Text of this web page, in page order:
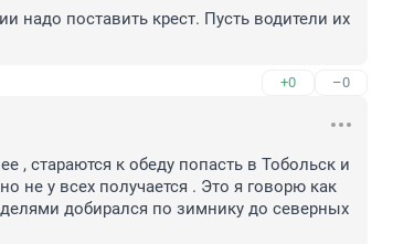
надо поставить крест. Пусть водители их
+0 –0
, стараются к обеду попасть в Тобольск и
не у всех получается . Это я говорю как
добирался по зимнику до северных